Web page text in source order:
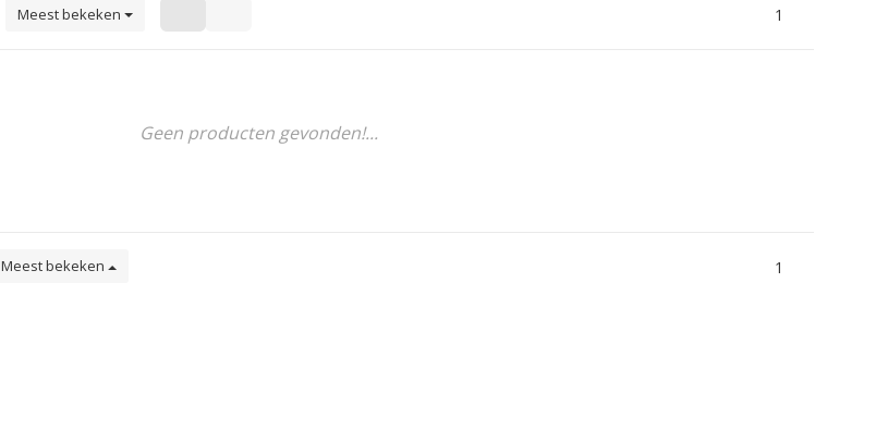
Meest bekeken 1
Geen producten gevonden!...
Meest bekeken 1